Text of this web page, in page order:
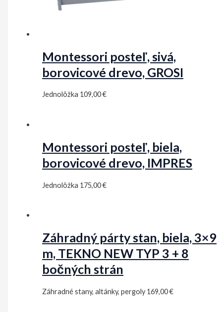
Montessori posteľ, sivá,
borovicové drevo, GROSI
Jednolôžka 109,00€
Montessori posteľ, biela,
borovicové drevo, IMPRES
Jednolôžka 175,00€
Záhradný párty stan, biela, 3×9
m, TEKNO NEW TYP 3 + 8
bočných strán
Záhradné stany, altánky, pergoly169,00€